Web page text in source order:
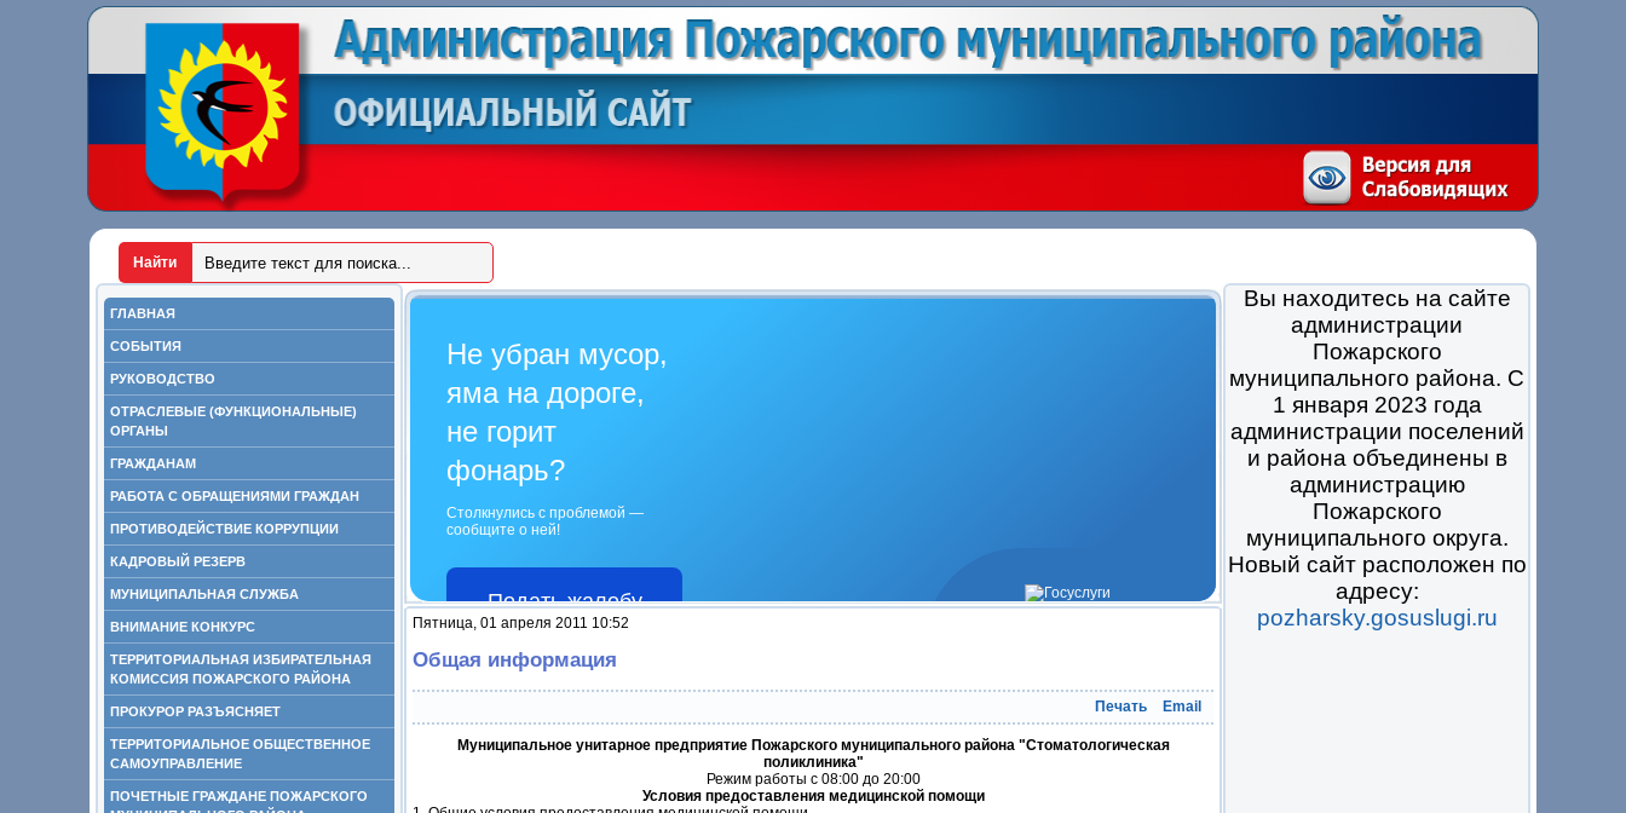
ГЛАВНАЯ
СОБЫТИЯ
РУКОВОДСТВО
ОТРАСЛЕВЫЕ (ФУНКЦИОНАЛЬНЫЕ)
ОРГАНЫ
ГРАЖДАНАМ
РАБОТА С ОБРАЩЕНИЯМИ ГРАЖДАН
ПРОТИВОДЕЙСТВИЕ КОРРУПЦИИ
КАДРОВЫЙ РЕЗЕРВ
МУНИЦИПАЛЬНАЯ СЛУЖБА
ВНИМАНИЕ КОНКУРС
ТЕРРИТОРИАЛЬНАЯ ИЗБИРАТЕЛЬНАЯ
КОМИССИЯ ПОЖАРСКОГО РАЙОНА
ПРОКУРОР РАЗЪЯСНЯЕТ
ТЕРРИТОРИАЛЬНОЕ ОБЩЕСТВЕННОЕ
САМОУПРАВЛЕНИЕ
ПОЧЕТНЫЕ ГРАЖДАНЕ ПОЖАРСКОГО
Вы находитесь на сайте
администрации
Пожарского
муниципального района. С
1 января 2023 года
администрации поселений
и района объединены в
администрацию
Пожарского
муниципального округа.
Новый сайт расположен по
адресу:
pozharsky.gosuslugi.ru
Не убран мусор,
яма на дороге,
не горит
фонарь?
Столкнулись с проблемой —
сообщите о ней!
Подать жалобу
Пятница, 01 апреля 2011 10:52
Общая информация
Печать Email
Муниципальное унитарное предприятие Пожарского муниципального района "Стоматологическая
поликлиника"
Режим работы с 08:00 до 20:00
Условия предоставления медицинской помощи